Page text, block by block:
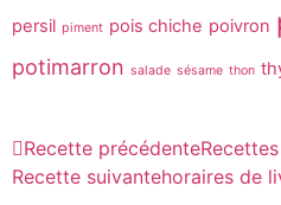
persil piment pois chiche poivron
potimarron salade sésame thon
Recette précédenteRecettes
Recette suivantehoraires de